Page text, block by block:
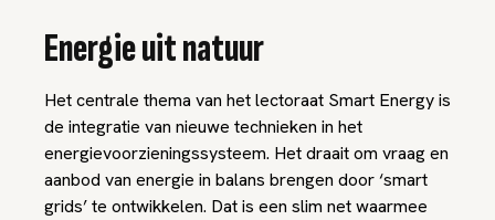
Energie uit natuur
Het centrale thema van het lectoraat Smart Energy is
de integratie van nieuwe technieken in het
energievoorzieningssysteem. Het draait om vraag en
aanbod van energie in balans brengen door ‘smart
grids’ te ontwikkelen. Dat is een slim net waarmee